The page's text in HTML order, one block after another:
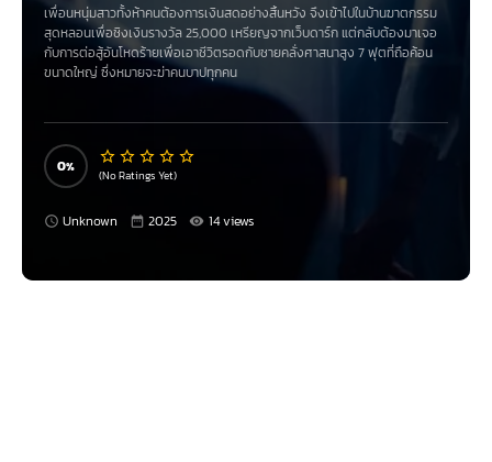
เพื่อนหนุ่มสาวทั้งห้าคนต้องการเงินสดอย่างสิ้นหวัง จึงเข้าไปในบ้านฆาตกรรม
สุดหลอนเพื่อชิงเงินรางวัล 25,000 เหรียญจากเว็บดาร์ก แต่กลับต้องมาเจอ
กับการต่อสู้อันโหดร้ายเพื่อเอาชีวิตรอดกับชายคลั่งศาสนาสูง 7 ฟุตที่ถือค้อน
ขนาดใหญ่ ซึ่งหมายจะฆ่าคนบาปทุกคน
0 (No Ratings Yet)
Unknown 2025 14 views